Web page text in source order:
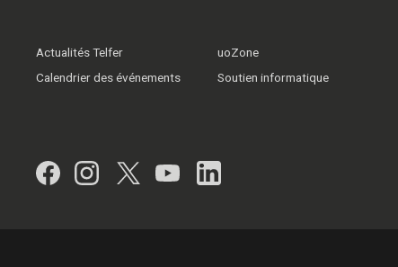
Actualités Telfer
Calendrier des événements
uoZone
Soutien informatique
Facebook
Instagram
Twitter
YouTubeLinkedIn